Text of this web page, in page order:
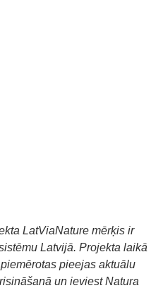
LatViaNature mērķis ir
Latvijā. Projekta laikā
pieejas aktuālu
un ieviest Natura